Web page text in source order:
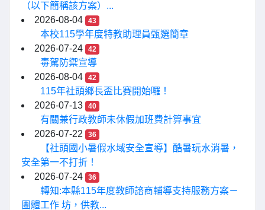
（以下簡稱該方案）...
2026-08-04
43
本校115學年度特教助理員甄選簡章
2026-07-24
42
毒駕防禦宣導
2026-08-04
42
115年社頭鄉長盃比賽開始囉！
2026-07-13
40
有關兼行政教師未休假加班費計算事宜
2026-07-22
36
【社頭國小暑假水域安全宣導】酷暑玩水消暑，
安全第一不打折！
2026-07-24
36
轉知:本縣115年度教師諮商輔導支持服務方案－
團體工作 坊，供教...